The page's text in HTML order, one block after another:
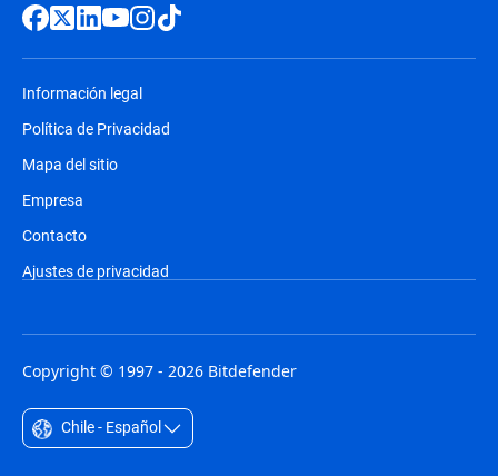
Información legal
Política de Privacidad
Mapa del sitio
Empresa
Contacto
Ajustes de privacidad
Copyright © 1997 - 2026 Bitdefender
Chile - Español